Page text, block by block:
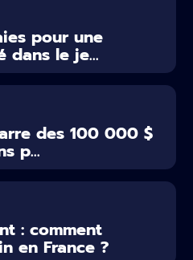
pour une
dans le je...
des 100 000 $
p...
: comment
en France ?